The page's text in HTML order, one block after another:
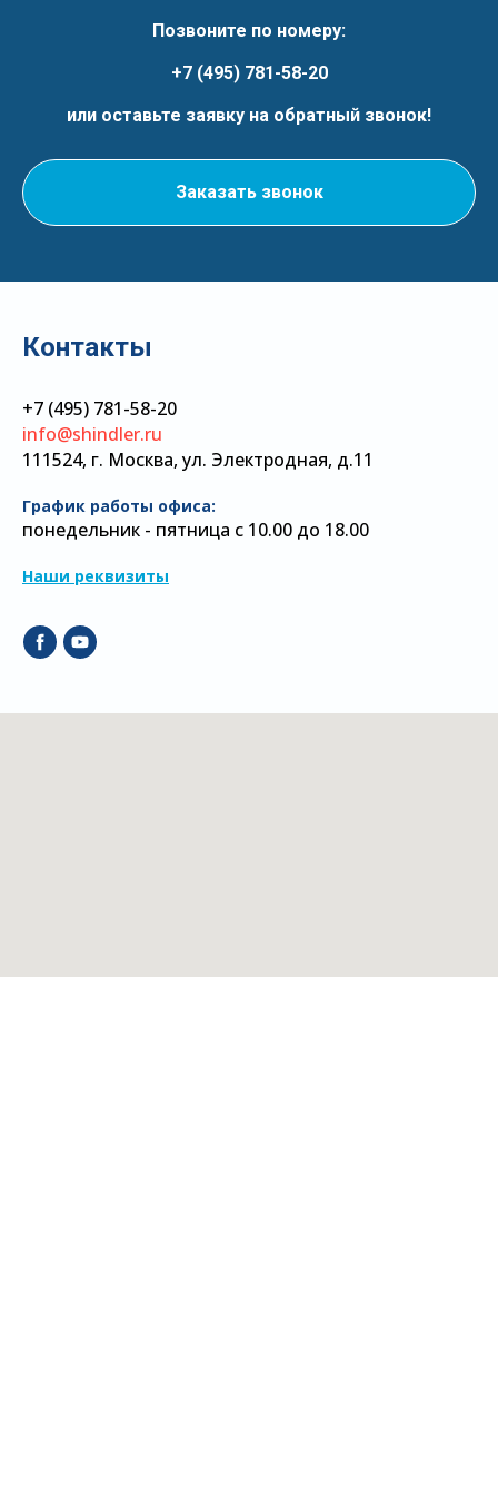
Позвоните по номеру:
+7 (495) 781-58-20
или оставьте заявку на обратный звонок!
Заказать звонок
Контакты
+7 (495) 781-58-20
info@shindler.ru
111524, г. Москва, ул. Электродная, д.11
График работы офиса:
понедельник - пятница с 10.00 до 18.00
Наши реквизиты